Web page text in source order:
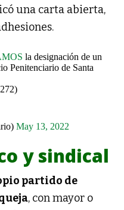
una carta abierta,
la designación de un
Penitenciario de Santa
May 13, 2022
y sindical
partido de
, con mayor o